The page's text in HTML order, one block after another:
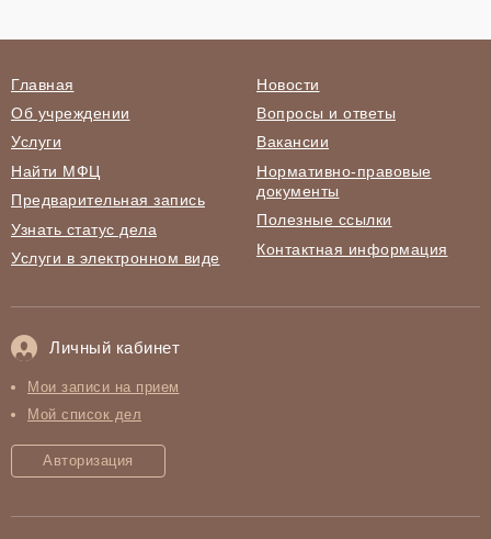
Главная
Об учреждении
Услуги
Найти МФЦ
Предварительная запись
Узнать статус дела
Услуги в электронном виде
Новости
Вопросы и ответы
Вакансии
Нормативно-правовые
документы
Полезные ссылки
Контактная информация
Личный кабинет
Мои записи на прием
Мой список дел
Авторизация